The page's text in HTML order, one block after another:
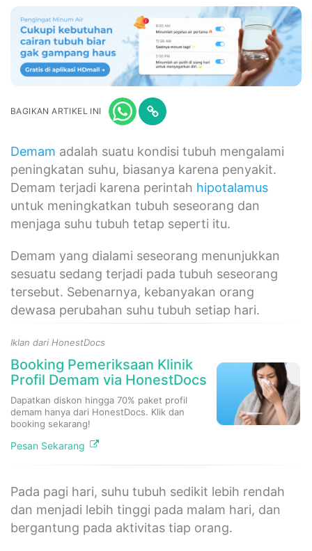
BAGIKAN ARTIKEL INI
Demam adalah suatu kondisi tubuh mengalami
peningkatan suhu, biasanya karena penyakit.
Demam terjadi karena perintah hipotalamus
untuk meningkatkan tubuh seseorang dan
menjaga suhu tubuh tetap seperti itu.
Demam yang dialami seseorang menunjukkan
sesuatu sedang terjadi pada tubuh seseorang
tersebut. Sebenarnya, kebanyakan orang
dewasa perubahan suhu tubuh setiap hari.
Iklan dari HonestDocs
Booking Pemeriksaan Klinik
Profil Demam via HonestDocs
Dapatkan diskon hingga 70% paket profil
demam hanya dari HonestDocs. Klik dan
booking sekarang!
Pesan Sekarang
Pada pagi hari, suhu tubuh sedikit lebih rendah
dan menjadi lebih tinggi pada malam hari, dan
bergantung pada aktivitas tiap orang.